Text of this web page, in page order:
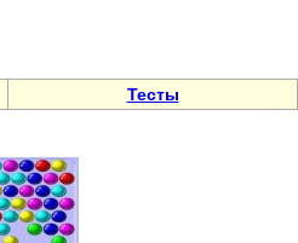
Тесты